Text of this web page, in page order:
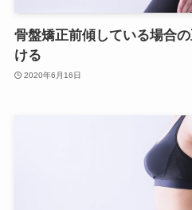
骨盤矯正前傾している場合
ける
2020年6月16日